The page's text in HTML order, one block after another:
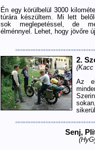
Én egy körülbelül 3000
túrára készültem. Mi lett
sok meglepetéssel, de
élménnyel. Lehet, hogy jövőre
2.
(Kacc
Az
Senj,